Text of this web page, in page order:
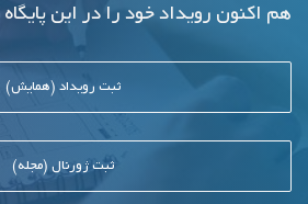
هم اکنون رویداد خود را در این
ثبت رویداد (همایش)
ثبت ژورنال (مجله)